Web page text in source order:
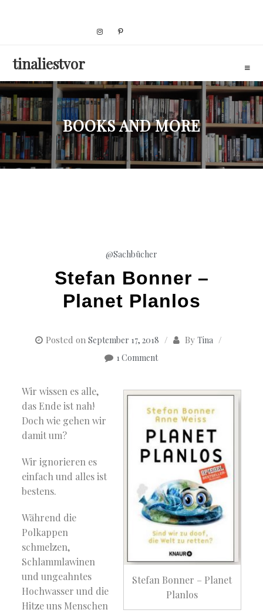
tinaliestvor
BOOKS AND MORE
@Sachbücher
Stefan Bonner –
Planet Planlos
Posted on September 17, 2018 By Tina
1 Comment
Stefan Bonner – Planet
Planlos
Wir wissen es alle,
das Ende ist nah!
Doch wie gehen wir
damit um?
Wir ignorieren es
einfach und alles ist
bestens.
Während die
Polkappen
schmelzen,
Schlammlawinen
und ungeahntes
Hochwasser und die
Hitze uns Menschen